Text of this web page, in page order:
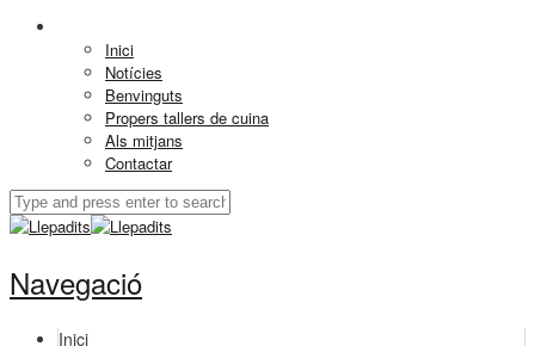
Inici
Notícies
Benvinguts
Propers tallers de cuina
Als mitjans
Contactar
Navegació
Inici